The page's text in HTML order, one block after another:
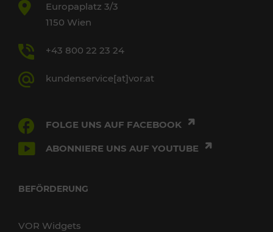
Europaplatz 3/3
1150 Wien
+43 800 22 23 24
kundenservice[at]vor.at
FOLGE UNS AUF FACEBOOK
ABONNIERE UNS AUF YOUTUBE
BEFÖRDERUNG
VOR Widgets